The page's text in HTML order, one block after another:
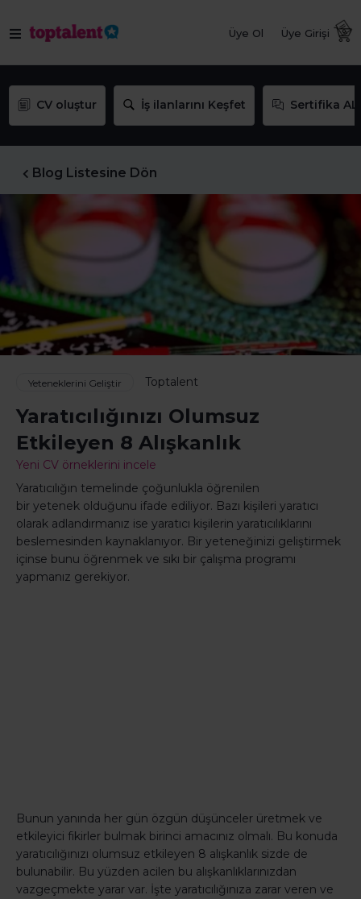
Üye Ol Üye Girişi
CV oluştur İş ilanlarını Keşfet Sertifika AL
Blog Listesine Dön
Yeteneklerini Geliştir Toptalent
Yaratıcılığınızı Olumsuz
Etkileyen 8 Alışkanlık
Yeni CV örneklerini incele
Yaratıcılığın temelinde çoğunlukla öğrenilen
bir yetenek olduğunu ifade ediliyor. Bazı kişileri yaratıcı
olarak adlandırmanız ise yaratıcı kişilerin yaratıcılıklarını
beslemesinden kaynaklanıyor. Bir yeteneğinizi geliştirmek
içinse bunu öğrenmek ve sıkı bir çalışma programı
yapmanız gerekiyor.
Bunun yanında her gün özgün düşünceler üretmek ve
etkileyici fikirler bulmak birinci amacınız olmalı. Bu konuda
yaratıcılığınızı olumsuz etkileyen 8 alışkanlık sizde de
bulunabilir. Bu yüzden acilen bu alışkanlıklarınızdan
vazgeçmekte yarar var. İşte yaratıcılığınıza zarar veren ve